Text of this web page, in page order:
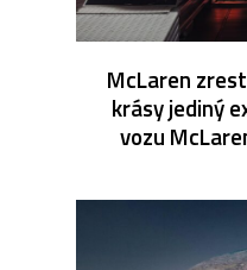
McLaren
krásy jediný
vozu